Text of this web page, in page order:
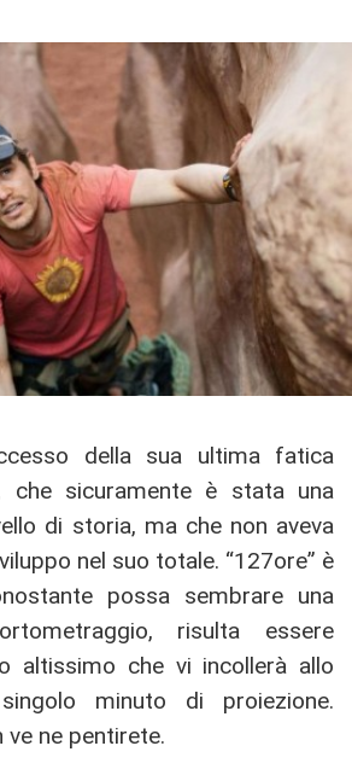
della sua ultima fatica
che sicuramente è stata una
di storia, ma che non aveva
nel suo totale. “127ore” è
possa sembrare una
risulta essere
altissimo che vi incollerà allo
minuto di proiezione.
ve ne pentirete.